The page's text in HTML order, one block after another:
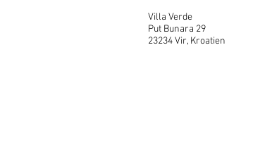
Villa Verde
Put Bunara 29
23234 Vir, Kroatien